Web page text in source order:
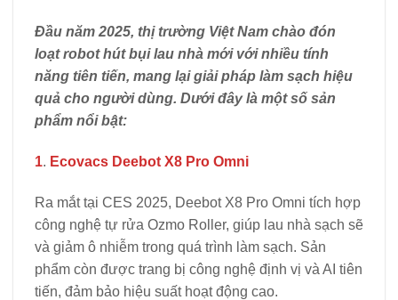
Đầu năm 2025, thị trường Việt Nam chào đón
loạt robot hút bụi lau nhà mới với nhiều tính
năng tiên tiến, mang lại giải pháp làm sạch hiệu
quả cho người dùng. Dưới đây là một số sản
phẩm nổi bật:
1. Ecovacs Deebot X8 Pro Omni
Ra mắt tại CES 2025, Deebot X8 Pro Omni tích hợp
công nghệ tự rửa Ozmo Roller, giúp lau nhà sạch sẽ
và giảm ô nhiễm trong quá trình làm sạch. Sản
phẩm còn được trang bị công nghệ định vị và AI tiên
tiến, đảm bảo hiệu suất hoạt động cao.